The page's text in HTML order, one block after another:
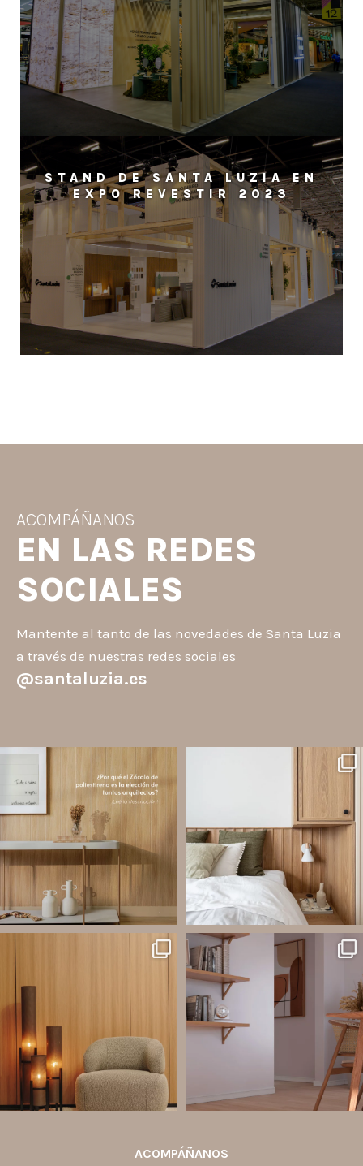
STAND DE SANTA LUZIA EN
EXPO REVESTIR 2023
ACOMPÁÑANOS
EN LAS REDES
SOCIALES
Mantente al tanto de las novedades de Santa Luzia
a través de nuestras redes sociales
@santaluzia.es
Los Zócalos de poliestireno ganaron
protagonismo en la arquitectura porque
combinan estética, practicidad y
desempeño en un solo producto.
...
tradicional? ¡Los Revestimientos de
pared Santa Luzia pueden ser la
Líneas como Waves, Gizé y...
Jul 14
1 0
paredes decorativas, respaldos de
2 0
santaluzia.es
¿Zócalo blanco, negro, gris, fendi o
beige? La elección puede cambiar por
completo la percepción de un
ambiente y aportar aún más valor a tu
proyecto.
ACOMPÁÑANOS